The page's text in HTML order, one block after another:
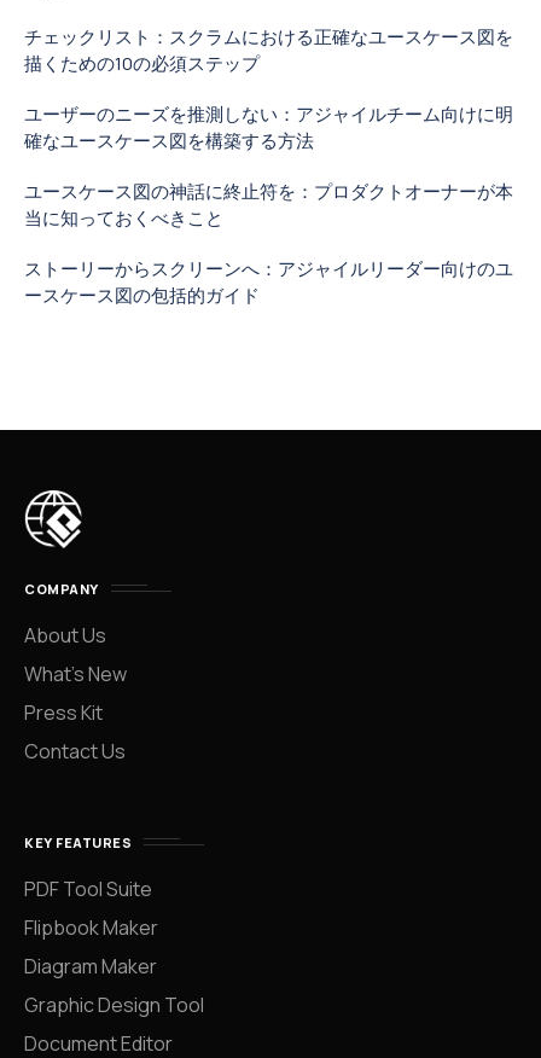
チェックリスト：スクラムにおける正確なユースケース図を
描くための10の必須ステップ
ユーザーのニーズを推測しない：アジャイルチーム向けに明
確なユースケース図を構築する方法
ユースケース図の神話に終止符を：プロダクトオーナーが本
当に知っておくべきこと
ストーリーからスクリーンへ：アジャイルリーダー向けのユ
ースケース図の包括的ガイド
COMPANY
About Us
What’s New
Press Kit
Contact Us
KEY FEATURES
PDF Tool Suite
Flipbook Maker
Diagram Maker
Graphic Design Tool
Document Editor